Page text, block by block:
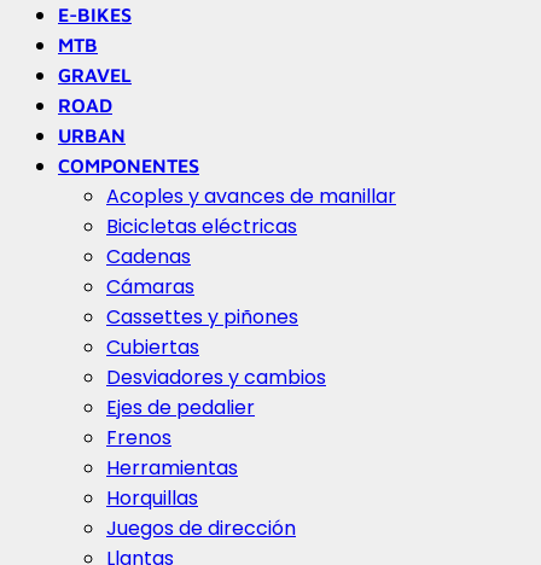
E-BIKES
MTB
GRAVEL
ROAD
URBAN
COMPONENTES
Acoples y avances de manillar
Bicicletas eléctricas
Cadenas
Cámaras
Cassettes y piñones
Cubiertas
Desviadores y cambios
Ejes de pedalier
Frenos
Herramientas
Horquillas
Juegos de dirección
Llantas